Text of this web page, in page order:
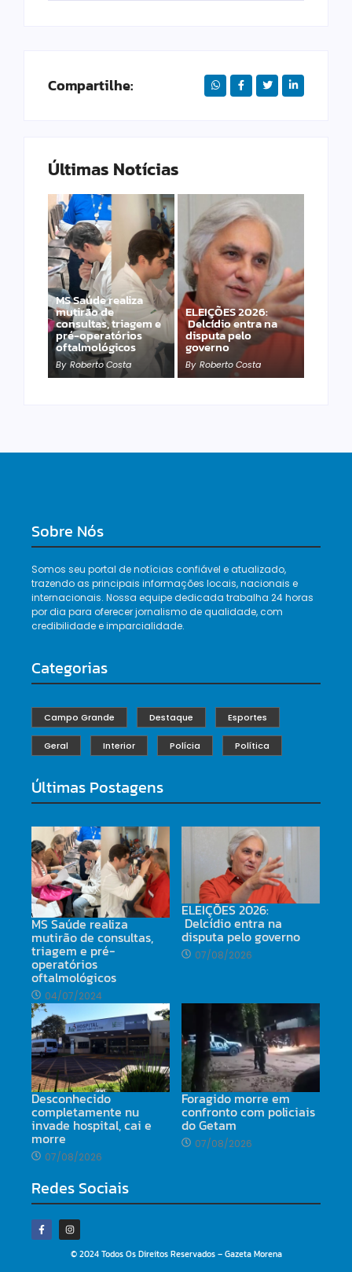
Compartilhe:
Últimas Notícias
MS Saúde realiza
mutirão de
consultas, triagem e
pré-operatórios
oftalmológicos
By Roberto Costa
ELEIÇÕES 2026:
Delcídio entra na
disputa pelo
governo
By Roberto Costa
Desconhecido
completamente nu
invade hospital, cai e
morre
By Roberto Costa
Sobre Nós
Somos seu portal de notícias confiável e atualizado,
trazendo as principais informações locais, nacionais e
internacionais. Nossa equipe dedicada trabalha 24 horas
por dia para oferecer jornalismo de qualidade, com
credibilidade e imparcialidade.
Categorias
Campo Grande Destaque Esportes
Geral Interior Polícia Política
Últimas Postagens
MS Saúde realiza
mutirão de consultas,
triagem e pré-
operatórios
oftalmológicos
04/07/2024
ELEIÇÕES 2026:
Delcídio entra na
disputa pelo governo
07/08/2026
Desconhecido
completamente nu
invade hospital, cai e
morre
07/08/2026
Foragido morre em
confronto com policiais
do Getam
07/08/2026
Redes Sociais
© 2024 Todos Os Direitos Reservados – Gazeta Morena